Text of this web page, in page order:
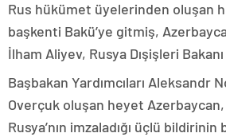
Rus hükümet üyelerinden oluşan
başkenti Bakü’ye gitmiş,
İlham Aliyev, Rusya Dışişleri
Başbakan Yardımcıları Aleksandr
Overçuk oluşan heyet
Rusya’nın imzaladığı üçlü